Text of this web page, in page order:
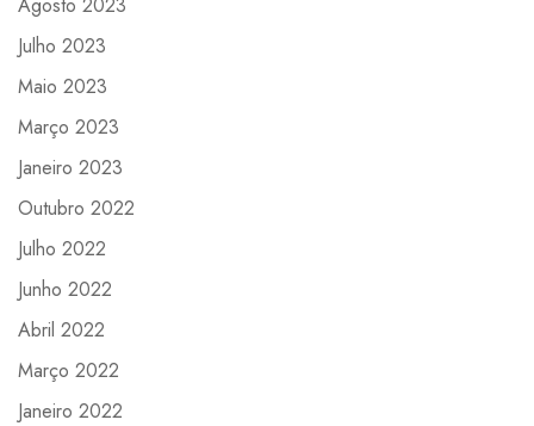
Julho 2023
Maio 2023
Março 2023
Janeiro 2023
Outubro 2022
Julho 2022
Junho 2022
Abril 2022
Março 2022
Janeiro 2022